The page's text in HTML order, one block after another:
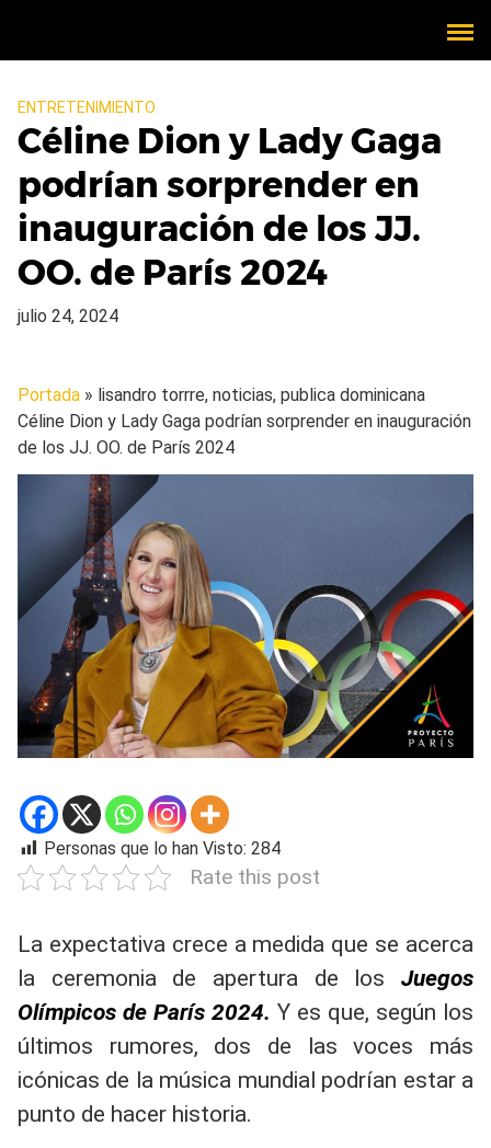
ENTRETENIMIENTO
Céline Dion y Lady Gaga
podrían sorprender en
inauguración de los JJ.
OO. de París 2024
julio 24, 2024
Portada » lisandro torrre, noticias, publica dominicana
Céline Dion y Lady Gaga podrían sorprender en inauguración
de los JJ. OO. de París 2024
Personas que lo han Visto: 284
Rate this post
La expectativa crece a medida que se acerca
la ceremonia de apertura de los Juegos
Olímpicos de París 2024. Y es que, según los
últimos rumores, dos de las voces más
icónicas de la música mundial podrían estar a
punto de hacer historia.